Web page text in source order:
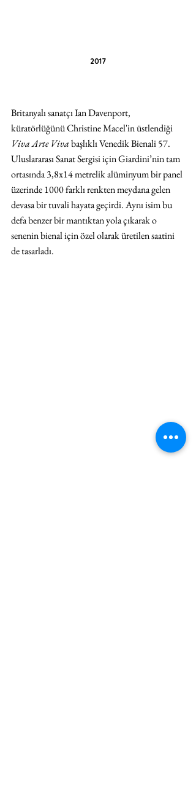
2017
Britanyalı sanatçı Ian Davenport,
küratörlüğünü Christine Macel'in üstlendiği
Viva Arte Viva başlıklı Venedik Bienali 57.
Uluslararası Sanat Sergisi için Giardini’nin tam
ortasında 3,8x14 metrelik alüminyum bir panel
üzerinde 1000 farklı renkten meydana gelen
devasa bir tuvali hayata geçirdi. Aynı isim bu
defa benzer bir mantıktan yola çıkarak o
senenin bienal için özel olarak üretilen saatini
de tasarladı.